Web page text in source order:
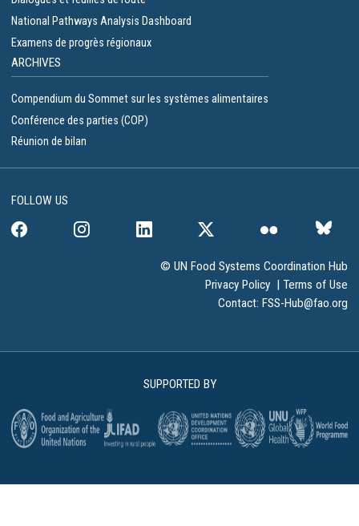
National Pathways Analysis Dashboard
Examens de progrès régionaux
ARCHIVES
Compendium du Sommet sur les systèmes alimentaires
Conférence des parties (COP)
Réunion de bilan
FOLLOW US
© UN Food Systems Coordination Hub
Privacy Policy | Terms of Use
Contact: FSS-Hub@fao.org
SUPPORTED BY